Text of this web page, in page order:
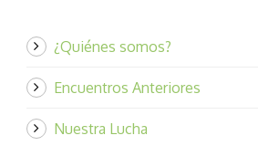
¿Quiénes somos?
Encuentros Anteriores
Nuestra Lucha